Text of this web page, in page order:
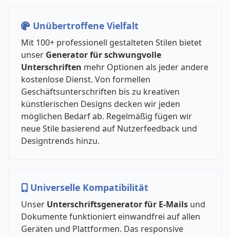
Unübertroffene Vielfalt
Mit 100+ professionell gestalteten Stilen bietet
unser Generator für schwungvolle
Unterschriften mehr Optionen als jeder andere
kostenlose Dienst. Von formellen
Geschäftsunterschriften bis zu kreativen
künstlerischen Designs decken wir jeden
möglichen Bedarf ab. Regelmäßig fügen wir
neue Stile basierend auf Nutzerfeedback und
Designtrends hinzu.
Universelle Kompatibilität
Unser Unterschriftsgenerator für E-Mails und
Dokumente funktioniert einwandfrei auf allen
Geräten und Plattformen. Das responsive